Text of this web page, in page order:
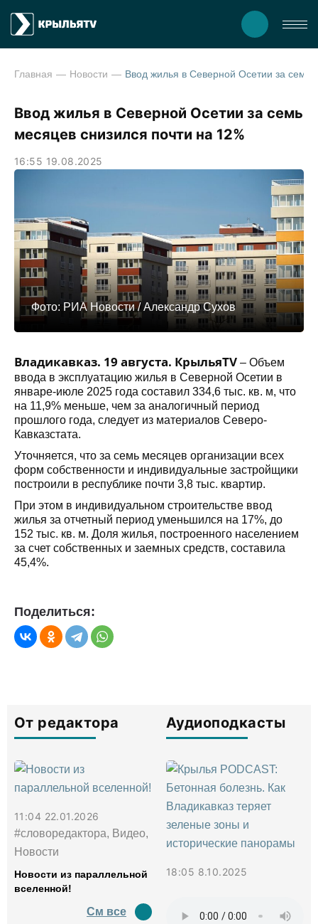
Главная Новости
Ввод жилья в Северной Осетии за семь
месяцев снизился почти на 12%
16:55 19.08.2025
Фото: РИА Новости / Александр Сухов
Владикавказ. 19 августа. КрыльяTV – Объем
ввода в эксплуатацию жилья в Северной Осетии в
январе-июле 2025 года составил 334,6 тыс. кв. м, что
на 11,9% меньше, чем за аналогичный период
прошлого года, следует из материалов Северо-
Кавказстата.
Уточняется, что за семь месяцев организации всех
форм собственности и индивидуальные застройщики
построили в республике почти 3,8 тыс. квартир.
При этом в индивидуальном строительстве ввод
жилья за отчетный период уменьшился на 17%, до
152 тыс. кв. м. Доля жилья, построенного населением
за счет собственных и заемных средств, составила
45,4%.
Поделиться:
От редактора
11:04 22.01.2026
#словоредактора, Видео,
Новости
Новости из параллельной
вселенной!
См все
Аудиоподкасты
18:05 8.10.2025